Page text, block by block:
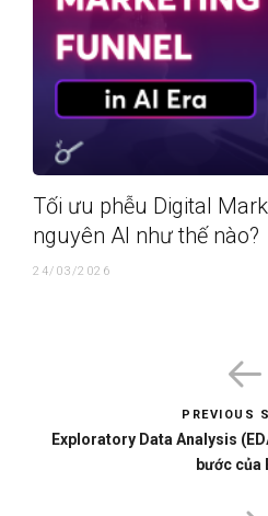
Tối ưu phễu Digital
nguyên AI như thế nào?
24/03/2026
PREVIOUS
Exploratory Data Analysis
bước của